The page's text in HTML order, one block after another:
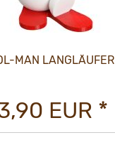
MAN LANGLÄUFER
EUR *